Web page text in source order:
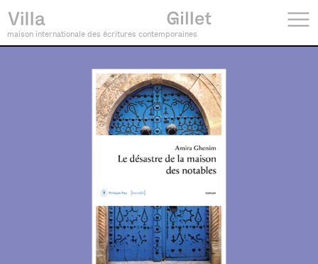
maison internationale des écritures contemporaines